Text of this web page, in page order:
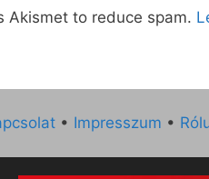
Akismet to reduce spam.
• Impresszum •